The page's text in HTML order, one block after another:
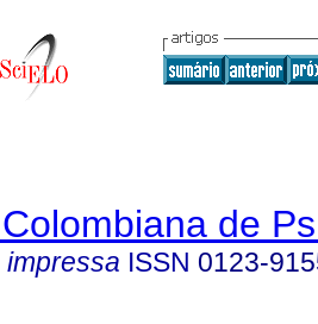
de
ISSN 0123-